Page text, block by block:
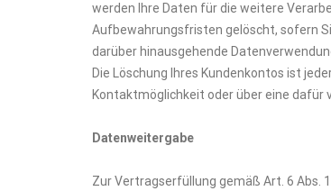
werden Ihre Daten für die weitere
Aufbewahrungsfristen gelöscht, sofern
darüber hinausgehende
Die Löschung Ihres Kundenkontos ist
Kontaktmöglichkeit oder über eine dafür
Datenweitergabe
Zur Vertragserfüllung gemäß Art. 6 Abs.